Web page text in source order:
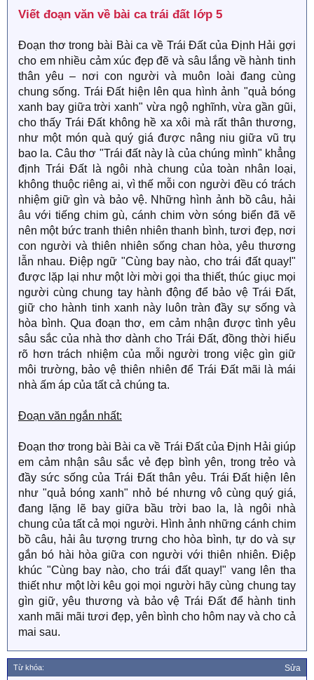
Viết đoạn văn về bài ca trái đất lớp 5​
Đoạn thơ trong bài Bài ca về Trái Đất của Định Hải gợi
cho em nhiều cảm xúc đẹp đẽ và sâu lắng về hành tinh
thân yêu – nơi con người và muôn loài đang cùng
chung sống. Trái Đất hiện lên qua hình ảnh "quả bóng
xanh bay giữa trời xanh" vừa ngộ nghĩnh, vừa gần gũi,
cho thấy Trái Đất không hề xa xôi mà rất thân thương,
như một món quà quý giá được nâng niu giữa vũ trụ
bao la. Câu thơ "Trái đất này là của chúng mình" khẳng
định Trái Đất là ngôi nhà chung của toàn nhân loại,
không thuộc riêng ai, vì thế mỗi con người đều có trách
nhiệm giữ gìn và bảo vệ. Những hình ảnh bồ câu, hải
âu với tiếng chim gù, cánh chim vờn sóng biển đã vẽ
nên một bức tranh thiên nhiên thanh bình, tươi đẹp, nơi
con người và thiên nhiên sống chan hòa, yêu thương
lẫn nhau. Điệp ngữ "Cùng bay nào, cho trái đất quay!"
được lặp lại như một lời mời gọi tha thiết, thúc giục mọi
người cùng chung tay hành động để bảo vệ Trái Đất,
giữ cho hành tinh xanh này luôn tràn đầy sự sống và
hòa bình. Qua đoạn thơ, em cảm nhận được tình yêu
sâu sắc của nhà thơ dành cho Trái Đất, đồng thời hiểu
rõ hơn trách nhiệm của mỗi người trong việc gìn giữ
môi trường, bảo vệ thiên nhiên để Trái Đất mãi là mái
nhà ấm áp của tất cả chúng ta.
Đoạn văn ngắn nhất:
Đoạn thơ trong bài Bài ca về Trái Đất của Định Hải giúp
em cảm nhận sâu sắc vẻ đẹp bình yên, trong trẻo và
đầy sức sống của Trái Đất thân yêu. Trái Đất hiện lên
như "quả bóng xanh" nhỏ bé nhưng vô cùng quý giá,
đang lặng lẽ bay giữa bầu trời bao la, là ngôi nhà
chung của tất cả mọi người. Hình ảnh những cánh chim
bồ câu, hải âu tượng trưng cho hòa bình, tự do và sự
gắn bó hài hòa giữa con người với thiên nhiên. Điệp
khúc "Cùng bay nào, cho trái đất quay!" vang lên tha
thiết như một lời kêu gọi mọi người hãy cùng chung tay
gìn giữ, yêu thương và bảo vệ Trái Đất để hành tinh
xanh mãi mãi tươi đẹp, yên bình cho hôm nay và cho cả
mai sau.
Từ khóa: Sửa